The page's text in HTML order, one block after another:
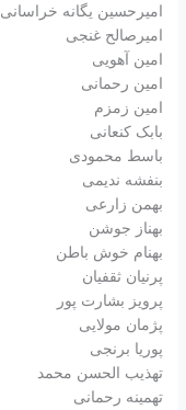
امیرحسین یگانه خراسانی
امیرصالح غنجی
امین آهویی
امین رحمانی
امین زمزم
بابک کنعانی
باسط محمودی
بنفشه ندیمی
بهمن زارعی
بهناز جوشن‎
بهنام خوش باطن
پرنیان ثقفیان
پرویز بشارت پور
پژمان مولایی
پوریا برنجی
تهذیب الحسن محمد
تهمینه رحمانی